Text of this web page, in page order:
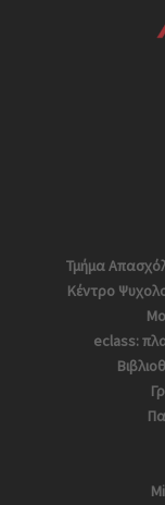
Τμήμα
Κέντρο
eclass: